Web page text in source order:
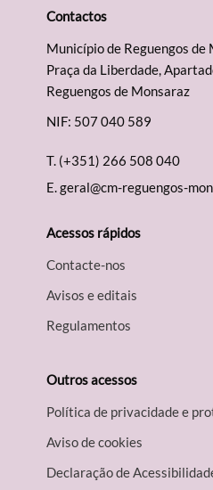
Contactos
Município de Reguengos de
Praça da Liberdade,
Reguengos de Monsaraz
NIF: 507 040 589
T. (+351) 266 508 040
E.geral@cm-reguengos-
Acessos rápidos
Contacte-nos
Avisos e editais
Regulamentos
Outros acessos
Política de privacidade e
Aviso de cookies
Declaração de